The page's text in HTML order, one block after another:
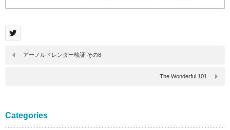
アーノルドレンダー検証 その8
The Wonderful 101
Categories